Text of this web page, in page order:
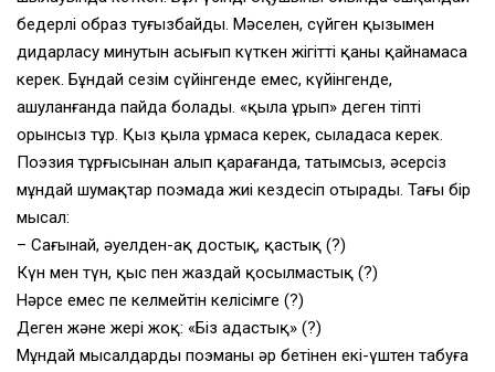
бедерлі образ туғызбайды. Мәселен, сүйген қызымен
дидарласу минутын асығып күткен жігіттің қаны қайнамаса
керек. Бұндай сезім сүйінгенде емес, күйінгенде,
ашуланғанда пайда болады. «қылаң ұрып» деген тіпті
орынсыз тұр. Қыз қылаң ұрмаса керек, сылаңдаса керек.
Поэзия тұрғысынан алып қарағанда, татымсыз, әсерсіз
мұндай шумақтар поэмада жиі кездесіп отырады. Тағы бір
мысал:
– Сағынай, әуелден-ақ достық, қастық (?)
Күн мен түн, қыс пен жаздай қосылмастық (?)
Нәрсе емес пе келмейтін келісімге (?)
Деген және жері жоқ: «Біз адастық» (?)
Мұндай мысалдарды поэманың әр бетінен екі-үштен табуға